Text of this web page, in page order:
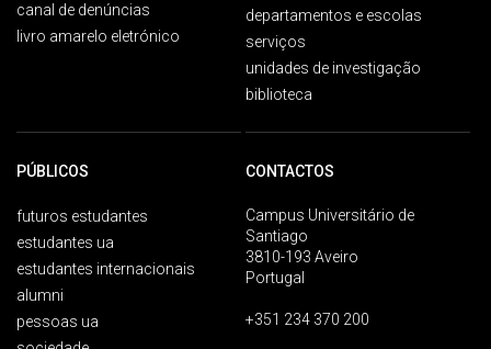
canal de denúncias
livro amarelo eletrónico
departamentos e escolas
serviços
unidades de investigação
biblioteca
PÚBLICOS
futuros estudantes
estudantes ua
estudantes internacionais
alumni
pessoas ua
CONTACTOS
Campus Universitário de
Santiago
3810-193 Aveiro
Portugal
+351 234 370 200